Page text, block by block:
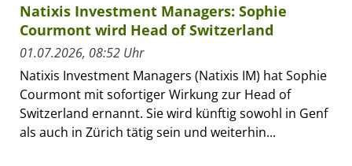
Natixis Investment Managers: Sophie
Courmont wird Head of Switzerland
01.07.2026, 08:52 Uhr
Natixis Investment Managers (Natixis IM) hat Sophie
Courmont mit sofortiger Wirkung zur Head of
Switzerland ernannt. Sie wird künftig sowohl in Genf
als auch in Zürich tätig sein und weiterhin...